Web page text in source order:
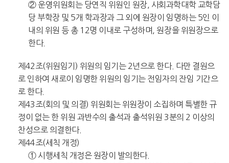
② 운영위원회는 당연직 위원인 원장, 사회과학대학 교학담
당 부학장 및 5개 학과장과 그 외에 원장이 임명하는 5인 이
내의 위원 등 총 12명 이내로 구성하며, 원장을 위원장으로
한다.
제42조(위원임기) 위원의 임기는 2년으로 한다. 다만 결원으
로 인하여 새로이 임명한 위원의 임기는 전임자의 잔임 기간으
로 한다.
제43조(회의 및 의결) 위원회는 위원장이 소집하며 특별한 규
정이 없는 한 위원 과반수의 출석과 출석위원 3분의 2 이상의
찬성으로 의결한다.
제44조(세칙 개정)
① 시행세칙 개정은 원장이 발의한다.